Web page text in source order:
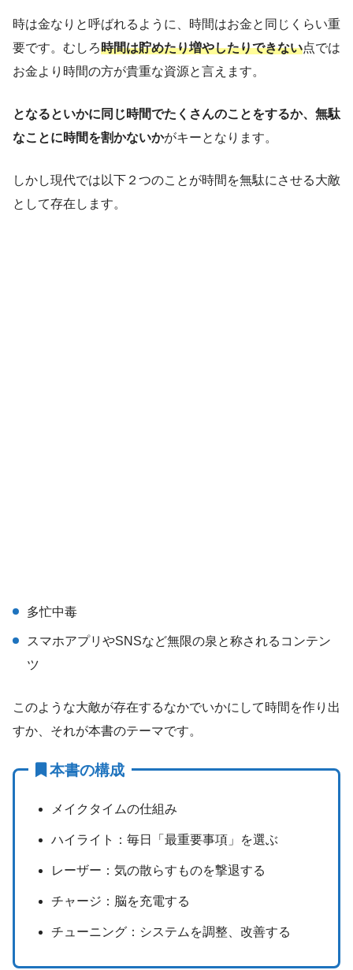
時は金なりと呼ばれるように、時間はお金と同じくらい重
要です。むしろ時間は貯めたり増やしたりできない点では
お金より時間の方が貴重な資源と言えます。
となるといかに同じ時間でたくさんのことをするか、無駄
なことに時間を割かないかがキーとなります。
しかし現代では以下２つのことが時間を無駄にさせる大敵
として存在します。
多忙中毒
スマホアプリやSNSなど無限の泉と称されるコンテン
ツ
このような大敵が存在するなかでいかにして時間を作り出
すか、それが本書のテーマです。
本書の構成
メイクタイムの仕組み
ハイライト：毎日「最重要事項」を選ぶ
レーザー：気の散らすものを撃退する
チャージ：脳を充電する
チューニング：システムを調整、改善する